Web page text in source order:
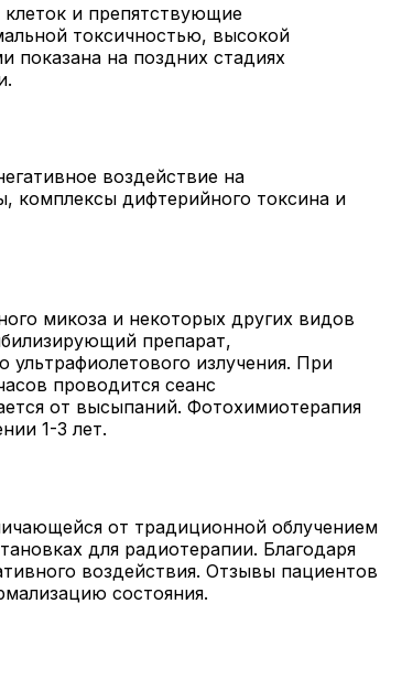
и препятствующие
токсичностью, высокой
показана на поздних стадиях
воздействие на
комплексы дифтерийного токсина и
микоза и некоторых других видов
препарат,
излучения. При
проводится сеанс
от высыпаний. Фотохимиотерапия
1-3 лет.
от традиционной облучением
для радиотерапии. Благодаря
воздействия. Отзывы пациентов
состояния.